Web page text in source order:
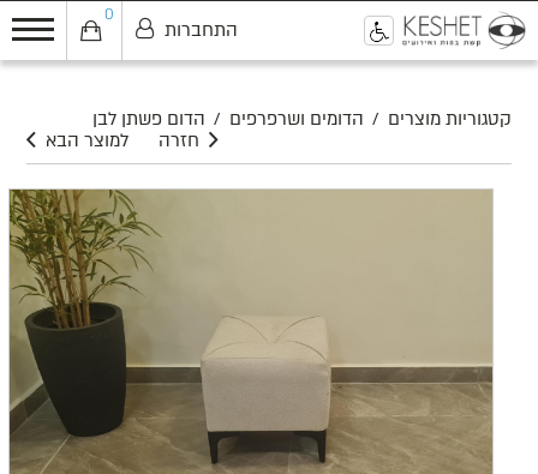
0
התחברות
קטגוריות מוצרים / הדומים ושרפרפים / הדום פשתן לבן
למוצר הבא
חזרה